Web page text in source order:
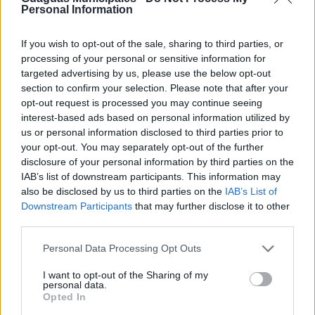
Personal Information
If you wish to opt-out of the sale, sharing to third parties, or
processing of your personal or sensitive information for
targeted advertising by us, please use the below opt-out
section to confirm your selection. Please note that after your
opt-out request is processed you may continue seeing
interest-based ads based on personal information utilized by
us or personal information disclosed to third parties prior to
your opt-out. You may separately opt-out of the further
disclosure of your personal information by third parties on the
IAB’s list of downstream participants. This information may
also be disclosed by us to third parties on the IAB’s List of
Downstream Participants that may further disclose it to other
Personal Data Processing Opt Outs
I want to opt-out of the Sharing of my
personal data.
Opted In
en la pantalla la parada donde queremos ubicar la
tiempo que resta para que llegue el siguiente vehículo.
Al demandar la información cuando se pulsa sobre
Próxima Guagua, la App solicita al usuario cómo desea
introducir su parada, si prefiere a través del código o en
la búsqueda de un mapa. Una vez aparece en la pantalla
la información de las diferentes líneas, con su
respectivo tiempo de espera, el usuario puede recibir
una notificación en su dispositivo móvil de la llegada de
la guagua. Sólo debe pulsar la línea y pinchar en la
palabra ‘Notificación’.
La información que se brinda al viajero se obtiene
central de Guaguas Municipales. Este sistema permite
recorrido de los trayectos a los aplicativos móviles o los
diferentes paneles instalados de las paradas, que